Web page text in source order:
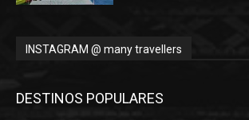
INSTAGRAM @ many travellers
DESTINOS POPULARES